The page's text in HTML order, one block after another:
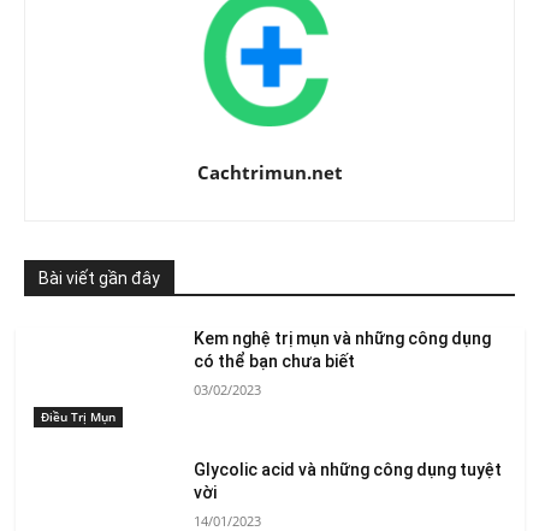
Cachtrimun.net
Bài viết gần đây
Điều Trị Mụn
Kem nghệ trị mụn và những công dụng
có thể bạn chưa biết
03/02/2023
Glycolic acid và những công dụng tuyệt
vời
14/01/2023